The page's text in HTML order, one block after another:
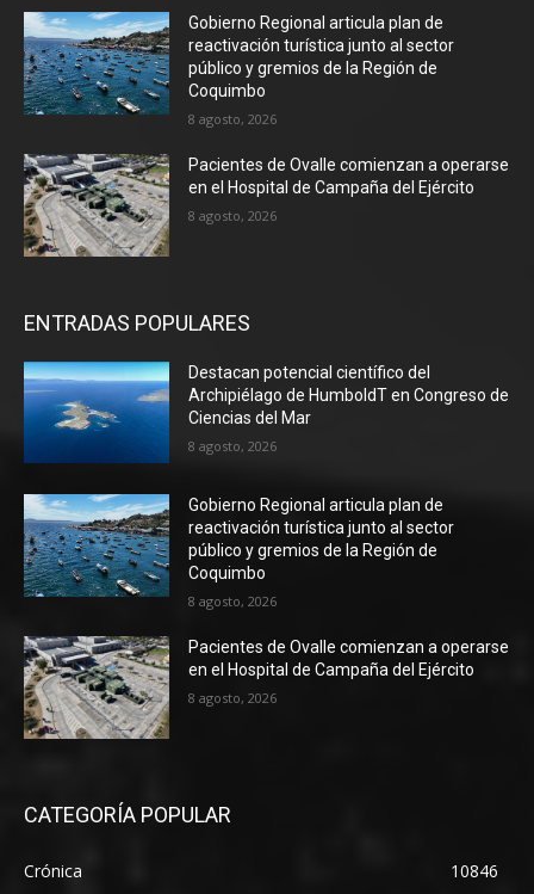
Gobierno Regional articula plan de
reactivación turística junto al sector
público y gremios de la Región de
Coquimbo
8 agosto, 2026
Pacientes de Ovalle comienzan a operarse
en el Hospital de Campaña del Ejército
8 agosto, 2026
ENTRADAS POPULARES
Destacan potencial científico del
Archipiélago de HumboldT en Congreso de
Ciencias del Mar
8 agosto, 2026
Gobierno Regional articula plan de
reactivación turística junto al sector
público y gremios de la Región de
Coquimbo
8 agosto, 2026
Pacientes de Ovalle comienzan a operarse
en el Hospital de Campaña del Ejército
8 agosto, 2026
CATEGORÍA POPULAR
Crónica
10846